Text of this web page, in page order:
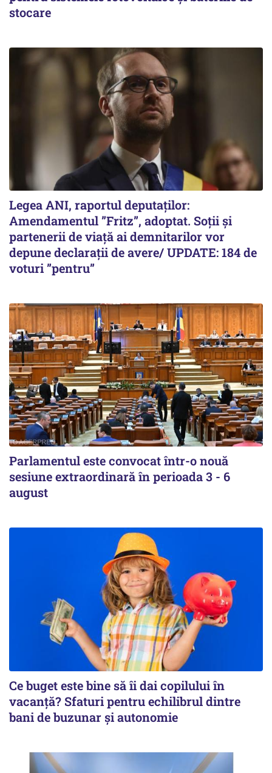
stocare
Legea ANI, raportul deputaților:
Amendamentul ”Fritz”, adoptat. Soții și
partenerii de viață ai demnitarilor vor
depune declarații de avere/ UPDATE: 184 de
voturi ”pentru”
Parlamentul este convocat într-o nouă
sesiune extraordinară în perioada 3 - 6
august
Ce buget este bine să îi dai copilului în
vacanță? Sfaturi pentru echilibrul dintre
bani de buzunar și autonomie